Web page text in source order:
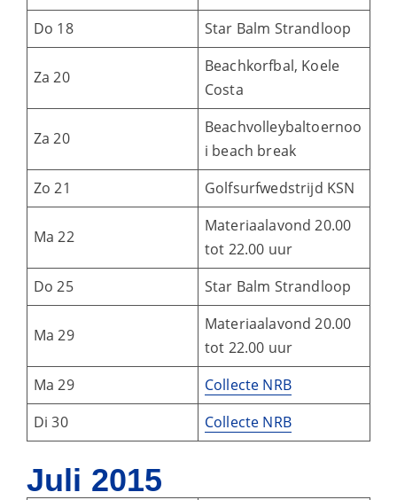
Do 18
Star Balm Strandloop
Za 20
Beachkorfbal, Koele
Costa
Za 20
Beachvolleybaltoernoo
i beach break
Zo 21
Golfsurfwedstrijd KSN
Ma 22
Materiaalavond 20.00
tot 22.00 uur
Do 25
Star Balm Strandloop
Ma 29
Materiaalavond 20.00
tot 22.00 uur
Ma 29
Collecte NRB
Di 30
Collecte NRB
Juli 2015